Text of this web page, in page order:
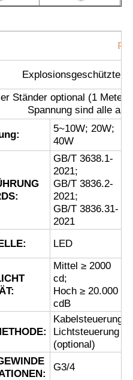
Explosionsgeschützte
Ständer optional (1 Meter
Spannung sind alle
5~10W; 20W;
40W
GB/T 3638.1-
2021;
GB/T 3836.2-
2021;
GB/T 3836.31-
2021
LED
Mittel ≥ 2000
cd;
Hoch ≥ 20.000
cdB
Kabelsteuerung;
Lichtsteuerung
(optional)
G3/4